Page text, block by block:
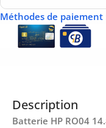
Méthodes de paiement
Description
Batterie HP RO04